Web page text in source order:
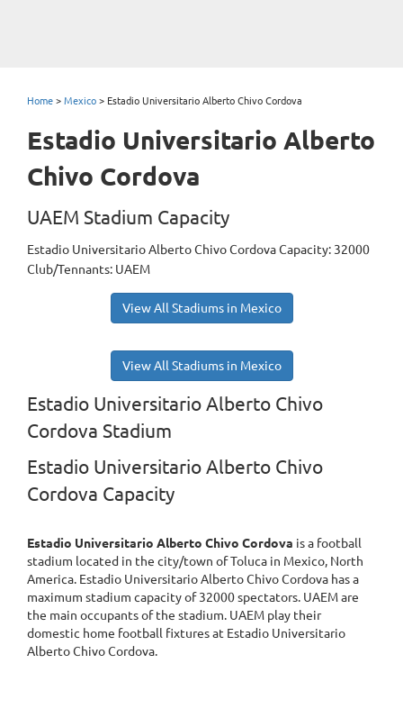
Home > Mexico > Estadio Universitario Alberto Chivo Cordova
Estadio Universitario Alberto
Chivo Cordova
UAEM Stadium Capacity
Estadio Universitario Alberto Chivo Cordova Capacity: 32000
Club/Tennants: UAEM
View All Stadiums in Mexico
View All Stadiums in Mexico
Estadio Universitario Alberto Chivo
Cordova Stadium
Estadio Universitario Alberto Chivo
Cordova Capacity
Estadio Universitario Alberto Chivo Cordova is a football
stadium located in the city/town of Toluca in Mexico, North
America. Estadio Universitario Alberto Chivo Cordova has a
maximum stadium capacity of 32000 spectators. UAEM are
the main occupants of the stadium. UAEM play their
domestic home football fixtures at Estadio Universitario
Alberto Chivo Cordova.